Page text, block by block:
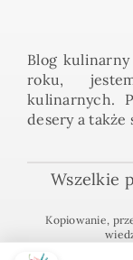
Blog kulinarny
roku,
kulinarnych.
desery a także
Wszelkie
Kopiowanie,